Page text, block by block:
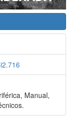
Manual,